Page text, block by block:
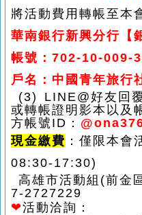
將活動費用轉帳至本
華南銀行新興分行【
帳號：702-10-009-
戶名：中國青年旅行
(3) LINE@好友回
或轉帳證明影本以及
方帳號ID：
現金繳費 ：僅限本會
08:30-17:30)
高雄市活動組(前金
7-2727229
❤活動洽詢：